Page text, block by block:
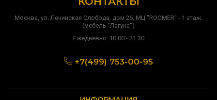
Москва, ул. Ленинская Слобода, дом 26, МЦ "ROOMER" - 1 этаж.
(мебель "Лагуна")
Ежедневно: 10.00 - 21.30
+7(499) 753-00-95